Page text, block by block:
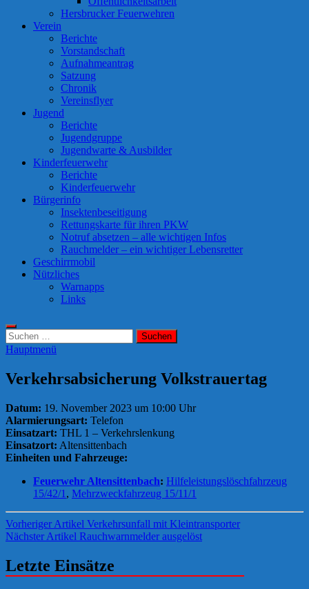
Hersbrucker Feuerwehren
Verein
Berichte
Vorstandschaft
Aufnahmeantrag
Satzung
Chronik
Vereinsflyer
Jugend
Berichte
Jugendgruppe
Jugendwarte & Ausbilder
Kinderfeuerwehr
Berichte
Kinderfeuerwehr
Bürgerinfo
Insektenbeseitigung
Rettungskarte für ihren PKW
Notruf absetzen – alle wichtigen Infos
Rauchmelder – ein wichtiger Lebensretter
Geschirrmobil
Nützliches
Warnapps
Links
Suchen
nach:
Hauptmenü
Verkehrsabsicherung Volkstrauertag
Datum: 19. November 2023 um 10:00 Uhr
Alarmierungsart: Telefon
Einsatzart: THL 1 – Verkehrslenkung
Einsatzort: Altensittenbach
Einheiten und Fahrzeuge:
Feuerwehr Altensittenbach: Hilfeleistungslöschfahrzeug
15/42/1 , Mehrzweckfahrzeug 15/11/1
Beitragsnavigation
Vorheriger Artikel Verkehrsunfall mit Kleintransporter
Nächster Artikel Rauchwarnmelder ausgelöst
Letzte Einsätze